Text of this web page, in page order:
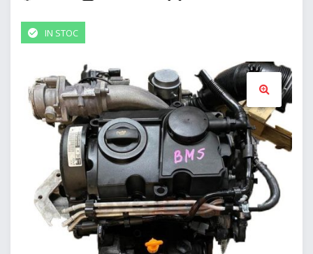
IN STOC
🔍